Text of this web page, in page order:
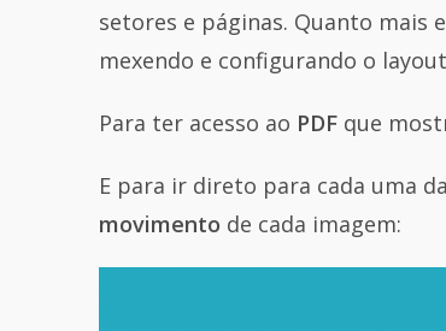
setores e páginas. Quanto mais
mexendo e configurando o
Para ter acesso ao PDF que
E para ir direto para cada uma
movimento de cada imagem: